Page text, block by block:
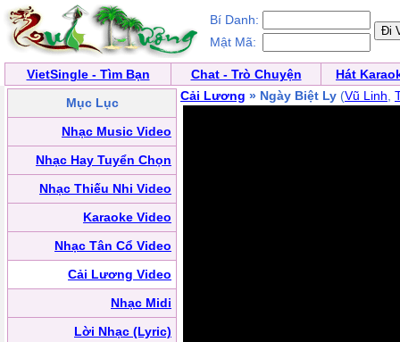
Bí Danh:
Mật Mã:
VietSingle - Tìm Bạn Chat - Trò Chuyện
Hát
Mục Lục
Nhạc Music Video
Nhạc Hay Tuyển Chọn
Nhạc Thiếu Nhi Video
Karaoke Video
Nhạc Tân Cổ Video
Cải Lương Video
Nhạc Midi
Lời Nhạc (Lyric)
Cải Lương » Ngày Biệt Ly (Vũ Linh